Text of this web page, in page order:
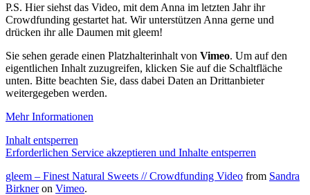
P.S. Hier siehst das Video, mit dem Anna im letzten Jahr ihr
Crowdfunding gestartet hat. Wir unterstützen Anna gerne und
drücken ihr alle Daumen mit gleem!
Sie sehen gerade einen Platzhalterinhalt von Vimeo. Um auf den
eigentlichen Inhalt zuzugreifen, klicken Sie auf die Schaltfläche
unten. Bitte beachten Sie, dass dabei Daten an Drittanbieter
weitergegeben werden.
Mehr Informationen
Inhalt entsperren
Erforderlichen Service akzeptieren und Inhalte entsperren
gleem – Finest Natural Sweets // Crowdfunding Video from Sandra
Birkneron Vimeo.